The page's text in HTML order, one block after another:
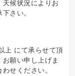
天候状況によりお
さい。
上 にて承らせて頂
願い申し上げま
せください。